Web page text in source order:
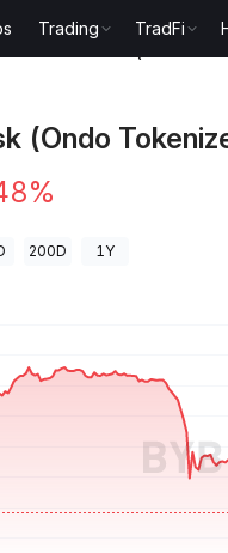
Trading TradFi
(Ondo
200D 1Y